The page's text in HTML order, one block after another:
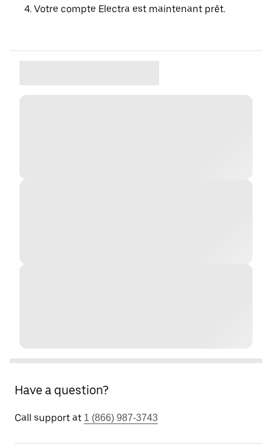
Votre compte Electra est maintenant prêt.
Have a question?
Call support at 1 (866) 987-3743